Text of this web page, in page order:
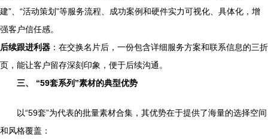
建”、“活动策划”等服务流程、成功案例和硬件实力可视化、具体化，增
强客户信任感。
后续跟进利器 ：在交换名片后，一份包含详细服务方案和联系信息的三折
页，能让客户留存深刻印象，便于后续沟通。
三、 “59套系列”素材的典型优势
以“59套”为代表的批量素材合集，其优势在于提供了海量的选择空间
和风格覆盖：